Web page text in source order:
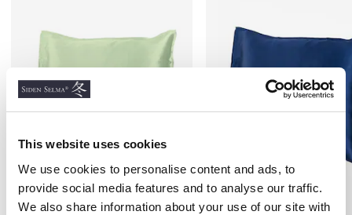
This website uses cookies
We use cookies to personalise content and ads, to
provide social media features and to analyse our traffic.
We also share information about your use of our site with